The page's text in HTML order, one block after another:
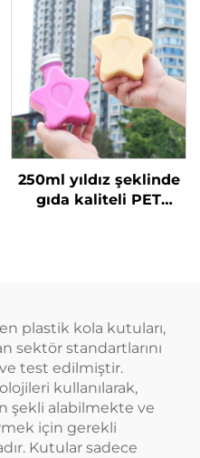
2 Bölmeli Çift
Bölünmüş Boba
Bardakları
250ml yıldız şeklinde
gıda kaliteli PET
uygun
plastik kola kutuları,
sektör standartlarını
ve test edilmiştir.
kullanılarak,
şekli alabilmekte ve
için gerekli
Kutular sadece